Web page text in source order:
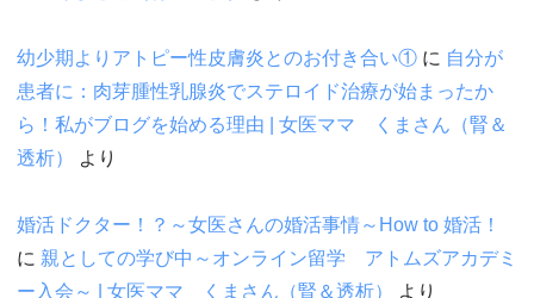
幼少期よりアトピー性皮膚炎とのお付き合い① に 自分が
患者に：肉芽腫性乳腺炎でステロイド治療が始まったか
ら！私がブログを始める理由 | 女医ママ くまさん（腎＆
透析）
より
婚活ドクター！？～女医さんの婚活事情～How to 婚活！
に 親としての学び中～オンライン留学 アトムズアカデミ
ー入会～ | 女医ママ くまさん（腎＆透析）
より